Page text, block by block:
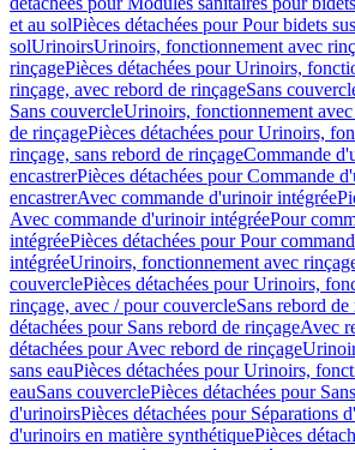
et au solPièces détachées pour Pour bidets
solUrinoirsUrinoirs, fonctionnement avec
rinçagePièces détachées pour Urinoirs,
rinçage, avec rebord de rinçageSans
Sans couvercleUrinoirs, fonctionnement avec
de rinçagePièces détachées pour Urinoirs,
rinçage, sans rebord de rinçageCommande
encastrerPièces détachées pour Commande
encastrerAvec commande d'urinoir intégrée
Avec commande d'urinoir intégréePour
intégréePièces détachées pour Pour
intégréeUrinoirs, fonctionnement avec
couverclePièces détachées pour Urinoirs,
rinçage, avec / pour couvercleSans rebord de
détachées pour Sans rebord de rinçageAvec
détachées pour Avec rebord de rinçage
sans eauPièces détachées pour Urinoirs,
eauSans couverclePièces détachées pour
d'urinoirsPièces détachées pour Séparations
d'urinoirs en matière synthétiquePièces